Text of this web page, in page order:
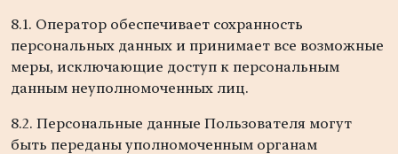
8.1. Оператор обеспечивает сохранность
персональных данных и принимает все возможные
меры, исключающие доступ к персональным
данным неуполномоченных лиц.
8.2. Персональные данные Пользователя могут
быть переданы уполномоченным органам